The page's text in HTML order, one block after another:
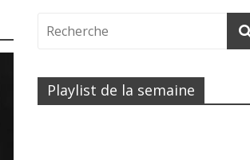
Playlist de la semaine